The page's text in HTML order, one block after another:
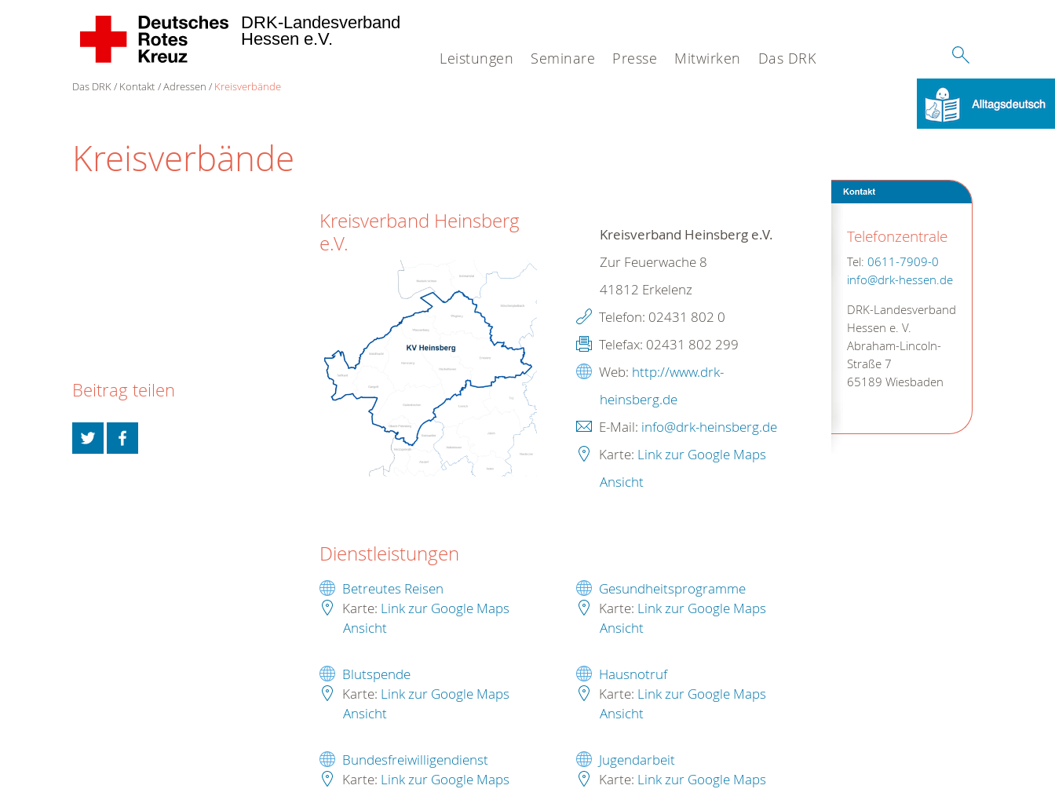
Leistungen Seminare Presse Mitwirken Das DRK
DRK-Landesverband
Hessen e.V.
Das DRK Kontakt Adressen Kreisverbände
Kreisverbände
Telefonzentrale
Tel: 0611-7909-0
info@drk-hessen.de
DRK-Landesverband
Hessen e. V.
Abraham-Lincoln-
Straße 7
65189 Wiesbaden
Kreisverband Heinsberg
e.V.
Kreisverband Heinsberg e.V.
Zur Feuerwache 8
41812 Erkelenz
Telefon: 02431 802 0
Telefax: 02431 802 299
Web: http://www.drk-
heinsberg.de
E-Mail: info@drk-heinsberg.de
Karte: Link zur Google Maps
Ansicht
Dienstleistungen
Betreutes Reisen
Karte: Link zur Google Maps
Ansicht
Blutspende
Karte: Link zur Google Maps
Ansicht
Bundesfreiwilligendienst
Karte: Link zur Google Maps
Gesundheitsprogramme
Karte: Link zur Google Maps
Ansicht
Hausnotruf
Karte: Link zur Google Maps
Ansicht
Jugendarbeit
Karte: Link zur Google Maps
Beitrag teilen